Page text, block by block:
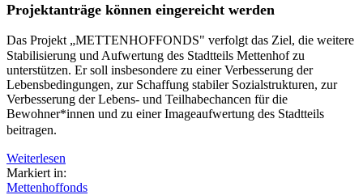
Projektanträge können eingereicht werden
Das Projekt „METTENHOFFONDS" verfolgt das Ziel, die weitere
Stabilisierung und Aufwertung des Stadtteils Mettenhof zu
unterstützen. Er soll insbesondere zu einer Verbesserung der
Lebensbedingungen, zur Schaffung stabiler Sozialstrukturen, zur
Verbesserung der Lebens- und Teilhabechancen für die
Bewohner*innen und zu einer Imageaufwertung des Stadtteils
beitragen.
Weiterlesen
Markiert in:
Mettenhoffonds